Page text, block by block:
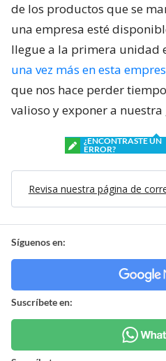
de los productos que se
una empresa esté
llegue a la primera unidad
una vez más en esta
que nos hace perder
valioso y exponer a nuestra
¿ENCONTRASTE UN
ERROR?
Revisa nuestra página de
Síguenos en:
Suscríbete en: